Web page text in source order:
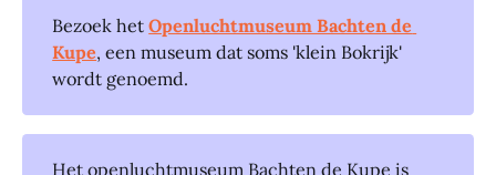
Bezoek hetOpenluchtmuseum Bachten de
Kupe, een museum dat soms 'klein Bokrijk'
wordt genoemd.
Het openluchtmuseum Bachten de Kupe is